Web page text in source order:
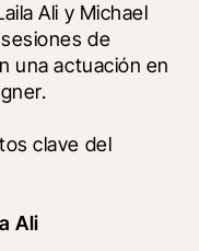
Ali y Michael
de
una actuación en
clave del
Ali